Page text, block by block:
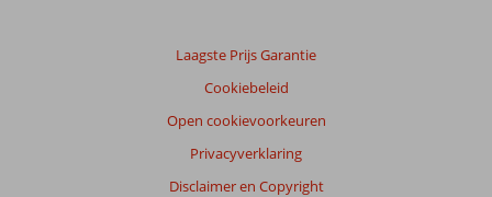
Laagste Prijs Garantie
Cookiebeleid
Open cookievoorkeuren
Privacyverklaring
Disclaimer en Copyright